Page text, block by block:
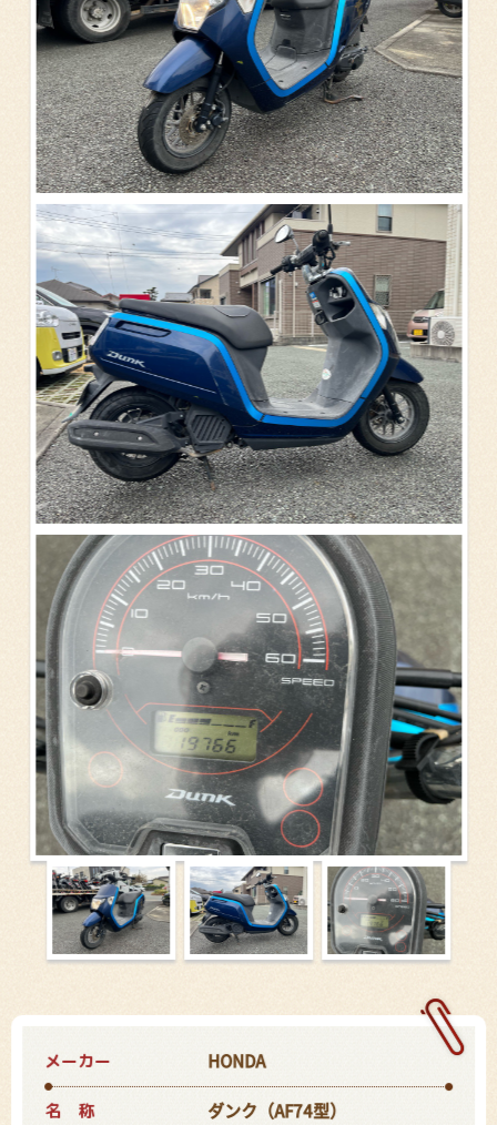
メーカー HONDA
名 称 ダンク（AF74型）